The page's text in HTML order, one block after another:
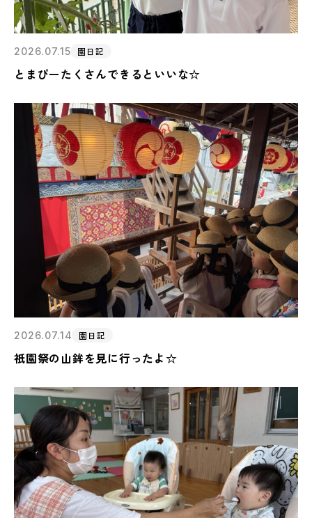
2026.07.15 園日記
とまぴーたくさんできるといいな☆
2026.07.14 園日記
祇園祭の山鉾を見に行ったよ☆